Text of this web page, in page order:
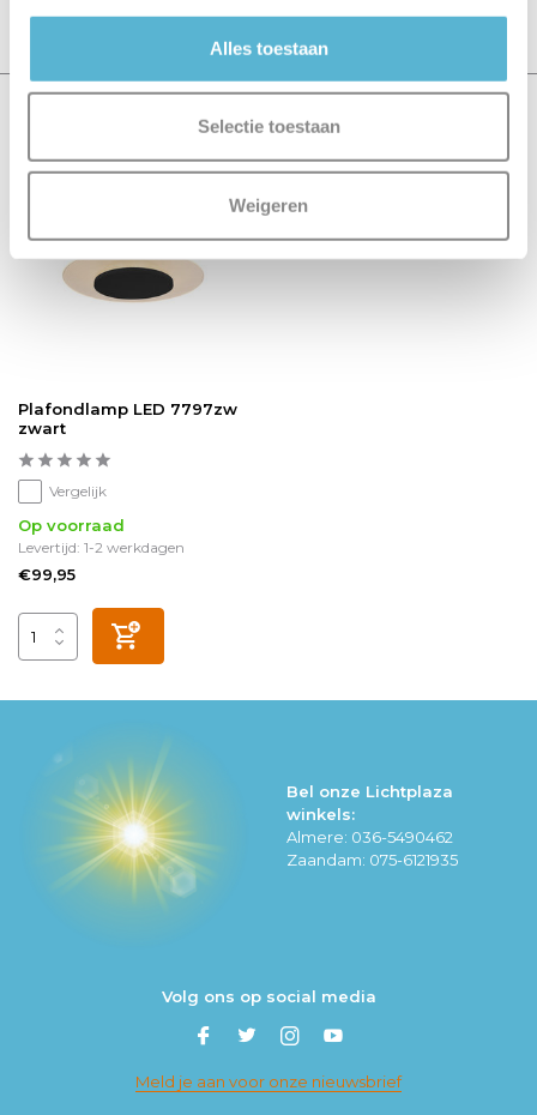
Alles toestaan
Selectie toestaan
Weigeren
Schrijf je eigen review
Plafondlamp LED 7797zw
zwart
Vergelijk
Op voorraad
Levertijd: 1-2 werkdagen
€99,95
Bel onze Lichtplaza
winkels:
Almere: 036-5490462
Zaandam: 075-6121935
Volg ons op social media
Meld je aan voor onze nieuwsbrief